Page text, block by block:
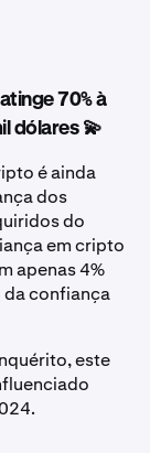
70% à
dólares 💫
é ainda
dos
do
em cripto
apenas 4%
da confiança
este